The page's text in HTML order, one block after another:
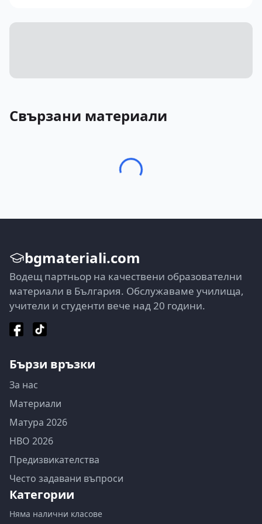
Свързани материали
bgmateriali.com
Водещ партньор на качествени образователни
материали в България. Обслужаваме училища,
учители и студенти вече над 20 години.
Бързи връзки
За нас
Материали
Матура 2026
НВО 2026
Предизвикателства
Често задавани въпроси
Категории
Няма налични класове